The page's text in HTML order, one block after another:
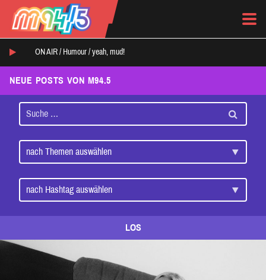
ON AIR / Humour / yeah, mud!
NEUE POSTS VON M94.5
LOS